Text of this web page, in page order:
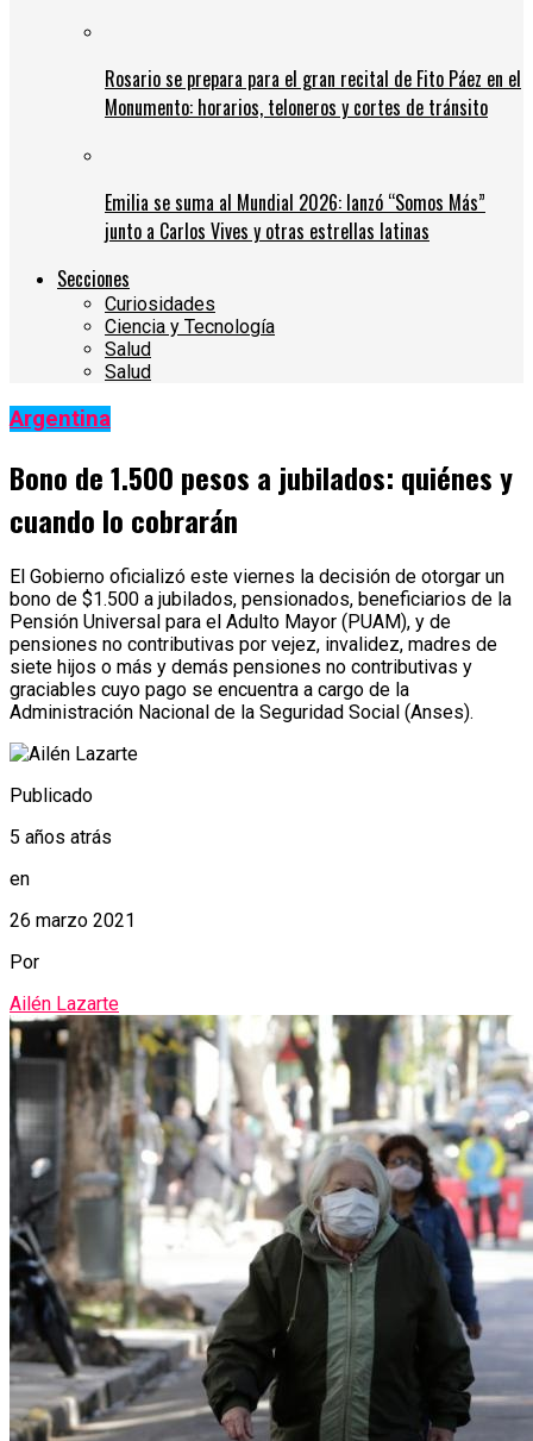
Rosario se prepara para el gran recital de Fito Páez en el
Monumento: horarios, teloneros y cortes de tránsito
Emilia se suma al Mundial 2026: lanzó “Somos Más”
junto a Carlos Vives y otras estrellas latinas
Secciones
Curiosidades
Ciencia y Tecnología
Salud
Salud
Argentina
Bono de 1.500 pesos a jubilados: quiénes y
cuando lo cobrarán
El Gobierno oficializó este viernes la decisión de otorgar un
bono de $1.500 a jubilados, pensionados, beneficiarios de la
Pensión Universal para el Adulto Mayor (PUAM), y de
pensiones no contributivas por vejez, invalidez, madres de
siete hijos o más y demás pensiones no contributivas y
graciables cuyo pago se encuentra a cargo de la
Administración Nacional de la Seguridad Social (Anses).
Publicado
5 años atrás
en
26 marzo 2021
Por
Ailén Lazarte